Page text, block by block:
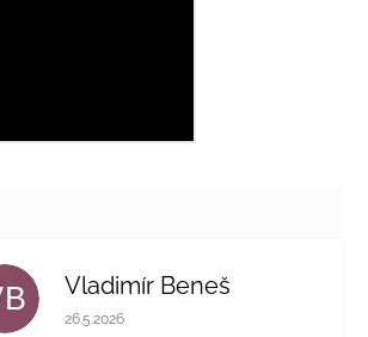
Vladimír Beneš
Hodnocení obchodu je 5 z 5 hvězdiček.
26.5.2026